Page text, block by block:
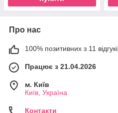
Про нас
100% позитивних з 11
Працює з 21.04.2026
м. Київ
Київ, Україна
Контакти